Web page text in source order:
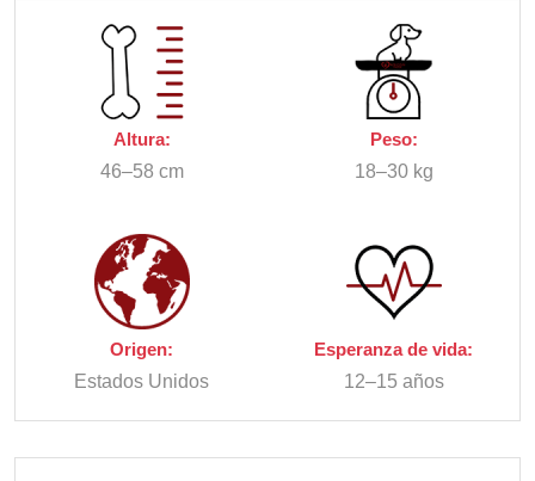
Altura:
46–58 cm
Peso:
18–30 kg
Origen:
Estados Unidos
Esperanza de vida:
12–15 años